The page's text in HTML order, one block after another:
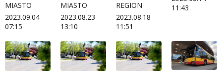
MIASTO
2023.09.04
07:15
MIASTO
2023.08.23
13:10
REGION
2023.08.18
11:51
11:43